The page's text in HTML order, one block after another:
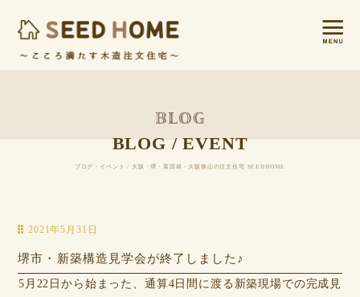
BLOG / EVENT
ブログ・イベント / 大阪・堺・富田林・大阪狭山の注文住宅 SEEDHOME
2021年5月31日
堺市・新築構造見学会が終了しました♪
5月22日から始まった、通算4日間に渡る新築現場での完成見